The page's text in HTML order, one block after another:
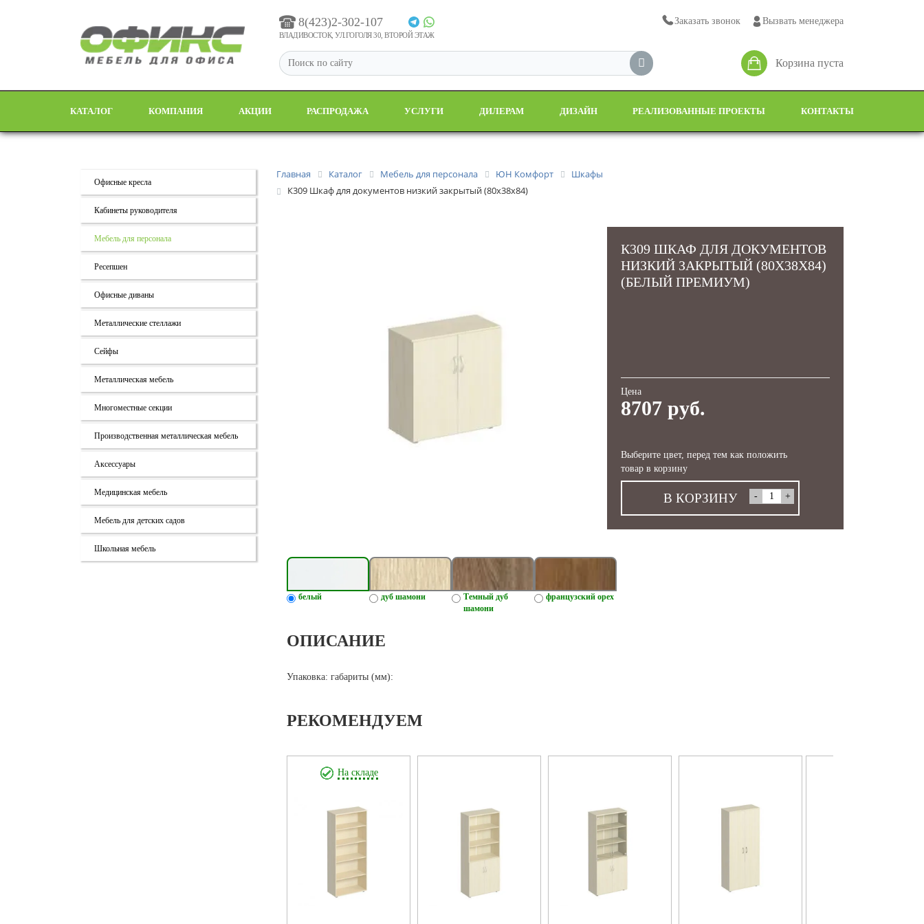
8(423)2-302-107
ВЛАДИВОСТОК, УЛ.ГОГОЛЯ 30, ВТОРОЙ ЭТАЖ
Заказать звонок Вызвать менеджера
Корзина пуста
КАТАЛОГ КОМПАНИЯ АКЦИИ РАСПРОДАЖА УСЛУГИ ДИЛЕРАМ ДИЗАЙН РЕАЛИЗОВАННЫЕ ПРОЕКТЫ КОНТАКТЫ
Офисные кресла
Кабинеты руководителя
Мебель для персонала
Ресепшен
Офисные диваны
Металлические стеллажи
Сейфы
Металлическая мебель
Многоместные секции
Производственная металлическая мебель
Аксессуары
Медицинская мебель
Мебель для детских садов
Школьная мебель
Главная Каталог Мебель для персонала ЮН Комфорт
Шкафы
К309 Шкаф для документов низкий закрытый (80х38х84)
К309 ШКАФ ДЛЯ ДОКУМЕНТОВ
НИЗКИЙ ЗАКРЫТЫЙ (80Х38Х84)
(БЕЛЫЙ ПРЕМИУМ)
Цена
8707 руб.
Выберите цвет, перед тем как положить
товар в корзину
В КОРЗИНУ
белый дуб шамони
Темный дуб
шамони
французский орех
ОПИСАНИЕ
Упаковка: габариты (мм):
РЕКОМЕНДУЕМ
На складе